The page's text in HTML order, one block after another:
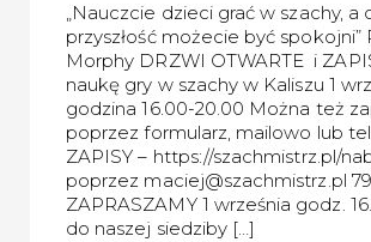
„Nauczcie dzieci grać w szachy, a
przyszłość możecie być spokojni”
Morphy DRZWI OTWARTE i
naukę gry w szachy w Kaliszu 1
godzina 16.00-20.00 Można też
poprzez formularz, mailowo lub
ZAPISY – https://szachmistrz.pl/
poprzez maciej@szachmistrz.pl
ZAPRASZAMY 1 września godz.
do naszej siedziby […]